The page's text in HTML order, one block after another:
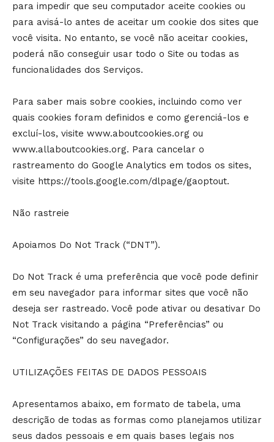
para impedir que seu computador aceite cookies ou
para avisá-lo antes de aceitar um cookie dos sites que
você visita. No entanto, se você não aceitar cookies,
poderá não conseguir usar todo o Site ou todas as
funcionalidades dos Serviços.
Para saber mais sobre cookies, incluindo como ver
quais cookies foram definidos e como gerenciá-los e
excluí-los, visite www.aboutcookies.org ou
www.allaboutcookies.org. Para cancelar o
rastreamento do Google Analytics em todos os sites,
visite https://tools.google.com/dlpage/gaoptout.
Não rastreie
Apoiamos Do Not Track (“DNT”).
Do Not Track é uma preferência que você pode definir
em seu navegador para informar sites que você não
deseja ser rastreado. Você pode ativar ou desativar Do
Not Track visitando a página “Preferências” ou
“Configurações” do seu navegador.
UTILIZAÇÕES FEITAS DE DADOS PESSOAIS
Apresentamos abaixo, em formato de tabela, uma
descrição de todas as formas como planejamos utilizar
seus dados pessoais e em quais bases legais nos